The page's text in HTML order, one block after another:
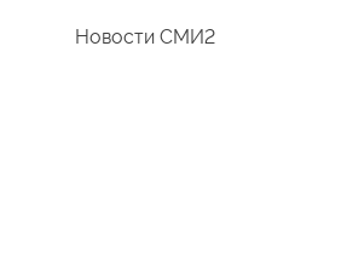
Новости СМИ2